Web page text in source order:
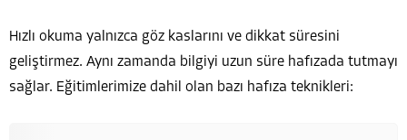
Hızlı okuma yalnızca göz kaslarını ve dikkat süresini
geliştirmez. Aynı zamanda bilgiyi uzun süre hafızada tutmayı
sağlar. Eğitimlerimize dahil olan bazı hafıza teknikleri: